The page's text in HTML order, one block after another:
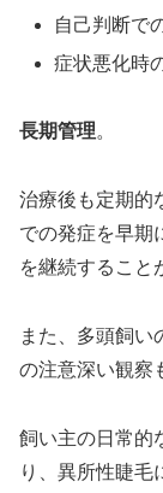
自己判断で
症状悪化時
長期管理。
治療後も定期的
での発症を早期
を継続すること
また、多頭飼い
の注意深い観察
飼い主の日常的
り、異所性睫毛